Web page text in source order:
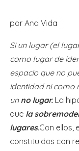
por Ana Vida
Si un lugar (el
como lugar de
espacio que no
identidad ni como
un no lugar. La
que la
lugares.Con ellos,
constituidos con